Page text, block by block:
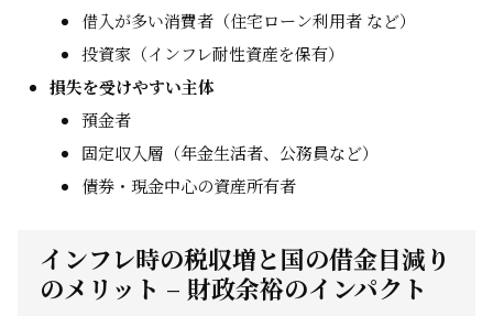
借入が多い消費者（住宅ローン利用者 など）
投資家（インフレ耐性資産を保有）
損失を受けやすい主体
預金者
固定収入層（年金生活者、公務員など）
債券・現金中心の資産所有者
インフレ時の税収増と国の借金目減り
のメリット – 財政余裕のインパクト